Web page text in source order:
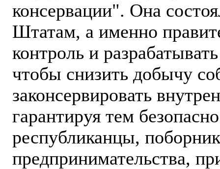
консервации". Она
Штатам, а именно
контроль и
чтобы снизить добычу
законсервировать
гарантируя тем
республиканцы,
предпринимательства,